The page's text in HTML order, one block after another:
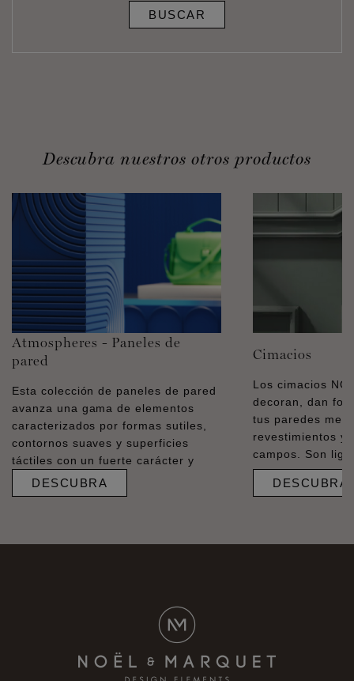
BUSCAR
Descubra nuestros otros productos
Atmospheres - Paneles de
pared
Esta colección de paneles de pared
avanza una gama de elementos
caracterizados por formas sutiles,
contornos suaves y superficies
táctiles con un fuerte carácter y
DESCUBRA
Cimacios
Los cimacios
decoran, dan
tus paredes
revestimientos y
campos. Son
DESCUBRA